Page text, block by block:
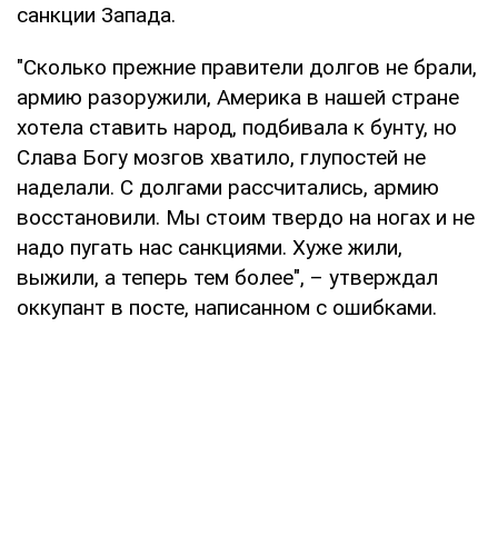
санкции Запада.
"Сколько прежние правители долгов не брали,
армию разоружили, Америка в нашей стране
хотела ставить народ, подбивала к бунту, но
Слава Богу мозгов хватило, глупостей не
наделали. С долгами рассчитались, армию
восстановили. Мы стоим твердо на ногах и не
надо пугать нас санкциями. Хуже жили,
выжили, а теперь тем более", – утверждал
оккупант в посте, написанном с ошибками.